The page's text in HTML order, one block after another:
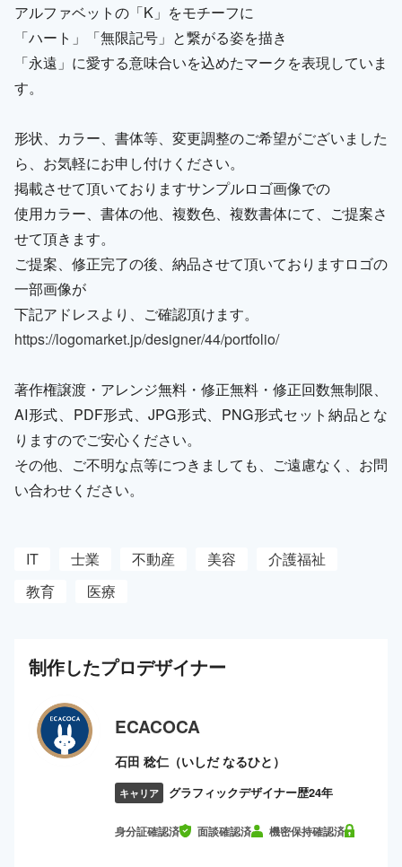
アルファベットの「K」をモチーフに
「ハート」「無限記号」と繋がる姿を描き
「永遠」に愛する意味合いを込めたマークを表現していま
す。
形状、カラー、書体等、変更調整のご希望がございました
ら、お気軽にお申し付けください。
掲載させて頂いておりますサンプルロゴ画像での
使用カラー、書体の他、複数色、複数書体にて、ご提案さ
せて頂きます。
ご提案、修正完了の後、納品させて頂いておりますロゴの
一部画像が
下記アドレスより、ご確認頂けます。
https://logomarket.jp/designer/44/portfolio/
著作権譲渡・アレンジ無料・修正無料・修正回数無制限、
AI形式、PDF形式、JPG形式、PNG形式セット納品とな
りますのでご安心ください。
その他、ご不明な点等につきましても、ご遠慮なく、お問
い合わせください。
IT 士業 不動産 美容
介護福祉
教育
医療
制作したプロデザイナー
ECACOCA
石田 稔仁（いしだ なるひと）
キャリア グラフィックデザイナー歴24年
身分証確認済 面談確認済 機密保持確認済